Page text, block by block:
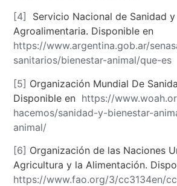
[4]
Servicio Nacional de Sanidad
Agroalimentaria. Disponible en
https://www.argentina.gob.ar/
sanitarios/bienestar-animal/que-es
[5] Organización Mundial De
Disponible en https://
hacemos/sanidad-y-bienestar-
animal/
[6] Organización de las Naciones
Agricultura y la Alimentación.
https://www.fao.org/3/cc3134en/